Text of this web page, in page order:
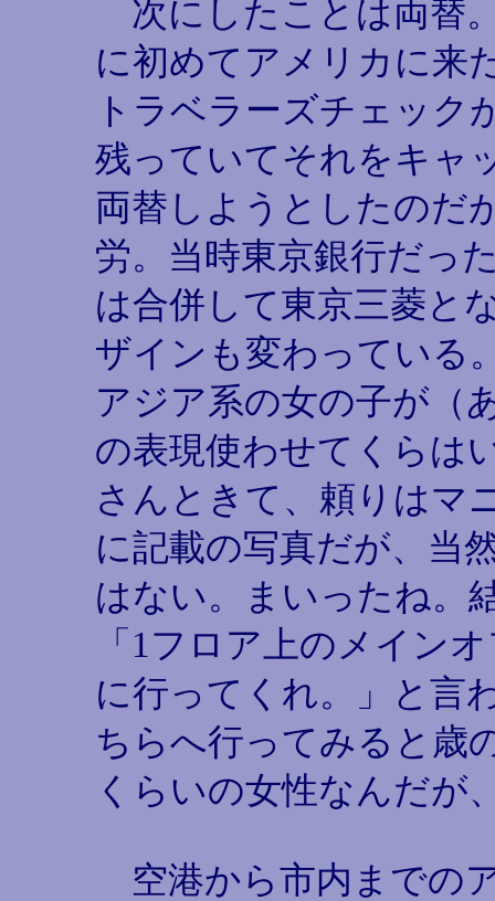
次にしたことは両替
に初めてアメリカに来
トラベラーズチェック
残っていてそれをキャ
両替しようとしたのだ
労。当時東京銀行だっ
は合併して東京三菱と
ザインも変わっている
アジア系の女の子が（
の表現使わせてくらは
さんときて、頼りはマ
に記載の写真だが、当
はない。まいったね。
「1フロア上のメイン
に行ってくれ。」と言
ちらへ行ってみると歳
くらいの女性なんだが
空港から市内までの